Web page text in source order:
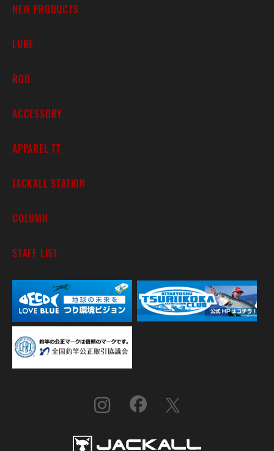
NEW PRODUCTS
LURE
ROD
ACCESSORY
APPAREL TT
JACKALL STATION
COLUMN
STAFF LIST